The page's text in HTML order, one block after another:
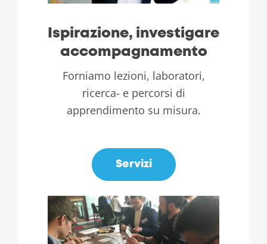
Ispirazione, investigare
accompagnamento
Forniamo lezioni, laboratori,
ricerca- e percorsi di
apprendimento su misura.
Servizi